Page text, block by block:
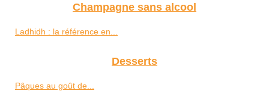
Champagne sans alcool
Ladhidh : la référence en...
Desserts
Pâques au goût de...